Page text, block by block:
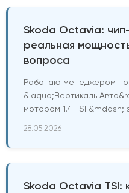
Skoda Octavia:
реальная
вопроса
Работаю менеджером
&laquo;Вертикаль
мотором 1.4 TSI &mdash;
28.05.2026
Skoda Octavia TSI: